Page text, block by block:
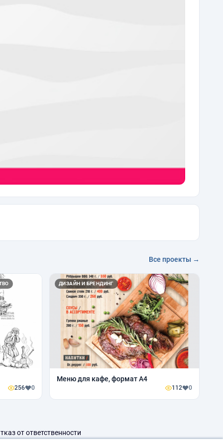
Все проекты →
256 0
ДИЗАЙН И БРЕНДИНГ
Меню для кафе, формат А4
112 0
от ответственности